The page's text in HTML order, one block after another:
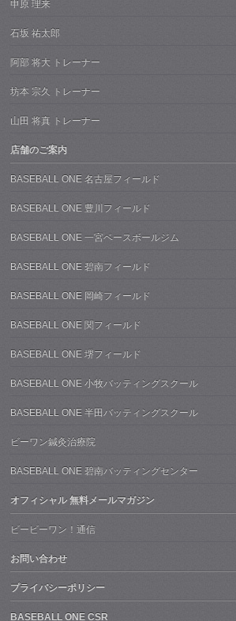
申原 理来
石坂 祐太郎
阿部 将大 トレーナー
坊本 宗久 トレーナー
山田 将真 トレーナー
店舗のご案内
BASEBALL ONE 名古屋フィールド
BASEBALL ONE 豊川フィールド
BASEBALL ONE 一宮ベースボールジム
BASEBALL ONE 碧南フィールド
BASEBALL ONE 岡崎フィールド
BASEBALL ONE 関フィールド
BASEBALL ONE 堺フィールド
BASEBALL ONE 小牧バッティングスクール
BASEBALL ONE 半田バッティングスクール
ビーワン鍼灸治療院
BASEBALL ONE 碧南バッティングセンター
オフィシャル 無料メールマガジン
ビービーワン！通信
お問い合わせ
プライバシーポリシー
BASEBALL ONE CSR